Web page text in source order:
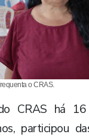
o CRAS.
CRAS há
participou